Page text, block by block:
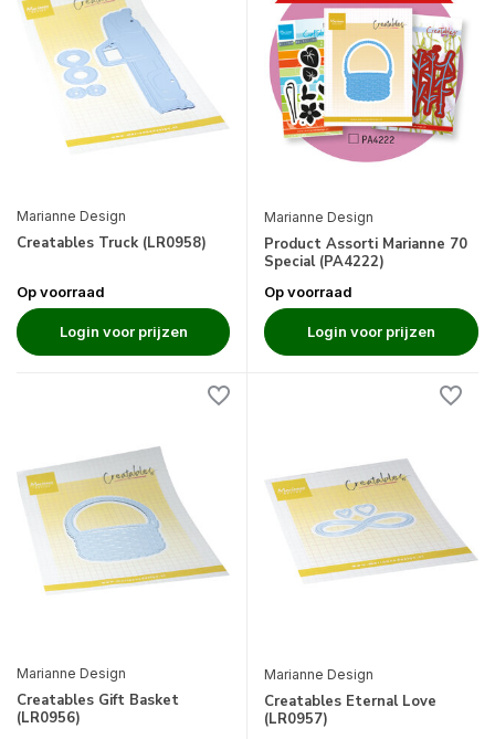
Marianne Design
Creatables Truck (LR0958)
Op voorraad
Login voor prijzen
Marianne Design
Product Assorti Marianne 70
Special (PA4222)
Op voorraad
Login voor prijzen
Marianne Design
Creatables Gift Basket
(LR0956)
Marianne Design
Creatables Eternal Love
(LR0957)